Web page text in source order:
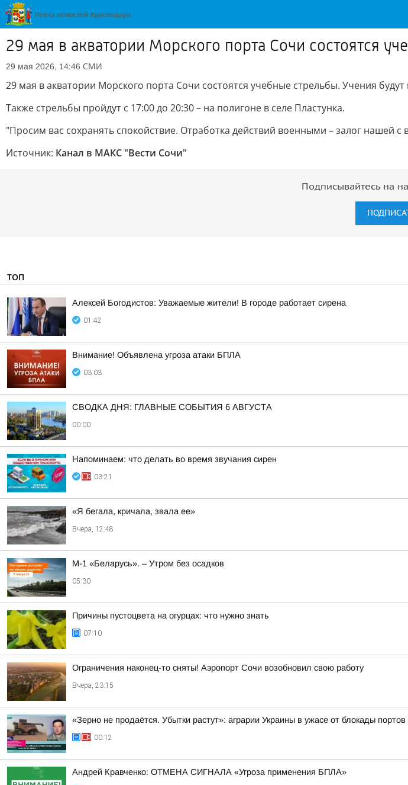
29 мая в акватории Морского порта Сочи состоятся
29 мая 2026, 14:46 СМИ
29 мая в акватории Морского порта Сочи состоятся учебные стрельбы. Учения будут
Также стрельбы пройдут с 17:00 до 20:30 – на полигоне в селе Пластунка.
"Просим вас сохранять спокойствие. Отработка действий военными – залог нашей
Источник: Канал в МАКС "Вести Сочи"
Подписывайтесь на
ТОП
Алексей Богодистов: Уважаемые жители! В городе работает сирена
01:42
Внимание! Объявлена угроза атаки БПЛА
03:03
СВОДКА ДНЯ: ГЛАВНЫЕ СОБЫТИЯ 6 АВГУСТА
00:00
Напоминаем: что делать во время звучания сирен
03:21
«Я бегала, кричала, звала ее»
Вчера, 12:48
М-1 «Беларусь». – Утром без осадков
05:30
Причины пустоцвета на огурцах: что нужно знать
07:10
Ограничения наконец-то сняты! Аэропорт Сочи возобновил свою работу
Вчера, 23:15
«Зерно не продаётся. Убытки растут»: аграрии Украины в ужасе от блокады
00:12
Андрей Кравченко: ОТМЕНА СИГНАЛА «Угроза применения БПЛА»